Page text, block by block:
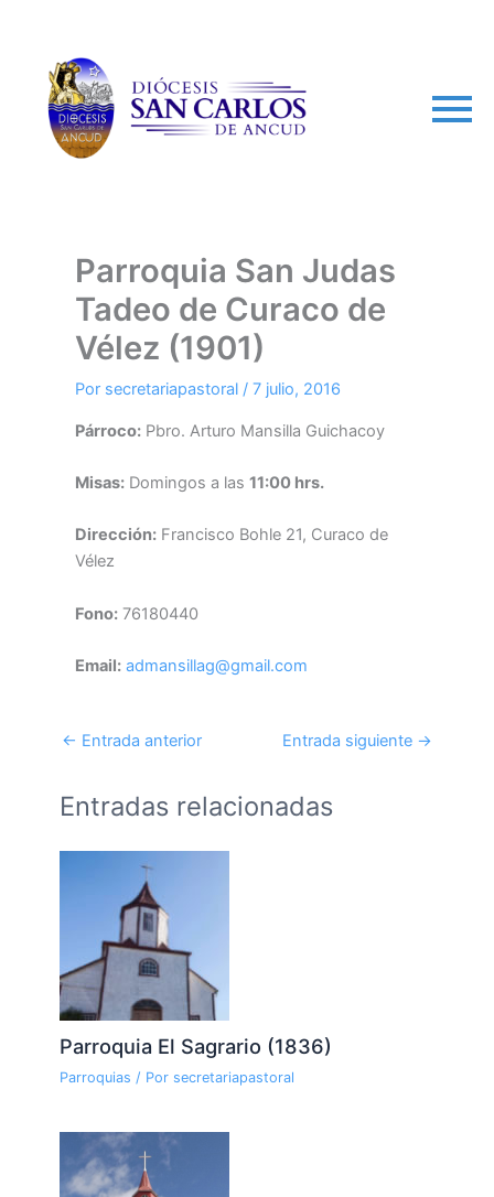
Parroquia San Judas
Tadeo de Curaco de
Vélez (1901)
Por secretariapastoral /7 julio, 2016
Párroco: Pbro. Arturo Mansilla Guichacoy
Misas: Domingos a las11:00 hrs.
Dirección: Francisco Bohle 21, Curaco de
Vélez
Fono: 76180440
Email: admansillag@gmail.com
← Entrada anterior Entrada siguiente →
Entradas relacionadas
Parroquia El Sagrario (1836)
Parroquias / Por secretariapastoral